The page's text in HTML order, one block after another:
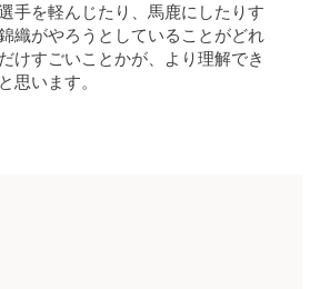
手を軽んじたり、馬鹿にしたりす
織がやろうとしていることがどれ
けすごいことかが、より理解でき
思います。